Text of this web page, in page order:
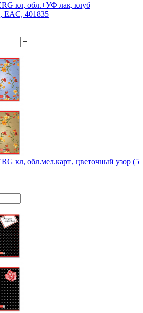
кл, обл.+УФ лак, клуб
EAC, 401835
+
кл, обл.мел.карт., цветочный узор (5
+